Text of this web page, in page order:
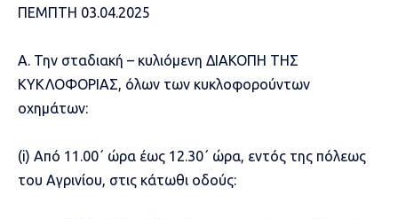
ΠΕΜΠΤΗ 03.04.2025
Α. Την σταδιακή – κυλιόμενη ΔΙΑΚΟΠΗ ΤΗΣ
ΚΥΚΛΟΦΟΡΙΑΣ, όλων των κυκλοφορούντων
οχημάτων:
(i) Από 11.00΄ ώρα έως 12.30΄ ώρα, εντός της πόλεως
του Αγρινίου, στις κάτωθι οδούς: